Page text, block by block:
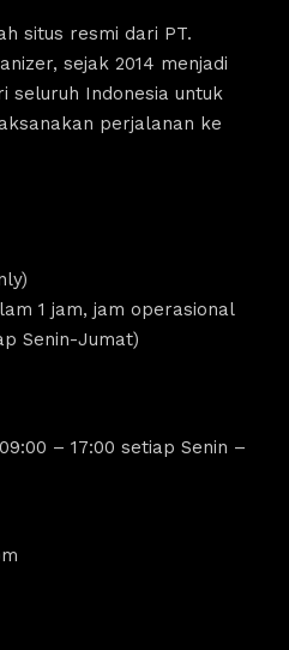
situs resmi dari PT.
sejak 2014 menjadi
seluruh Indonesia untuk
perjalanan ke
1 jam, jam operasional
Senin-Jumat)
– 17:00 setiap Senin –